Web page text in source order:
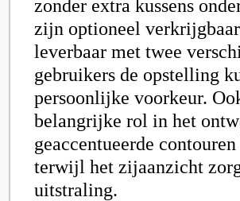
zonder extra kussens
zijn optioneel
leverbaar met twee
gebruikers de opstelling
persoonlijke voorkeur.
belangrijke rol in het
geaccentueerde
terwijl het zijaanzicht
uitstraling.